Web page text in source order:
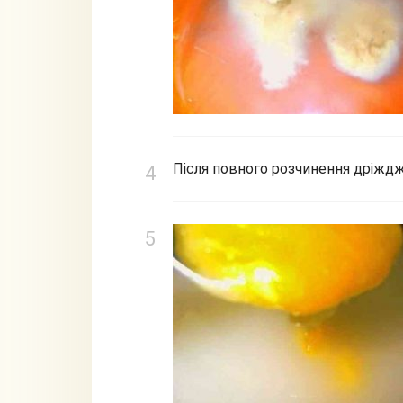
Після повного розчинення